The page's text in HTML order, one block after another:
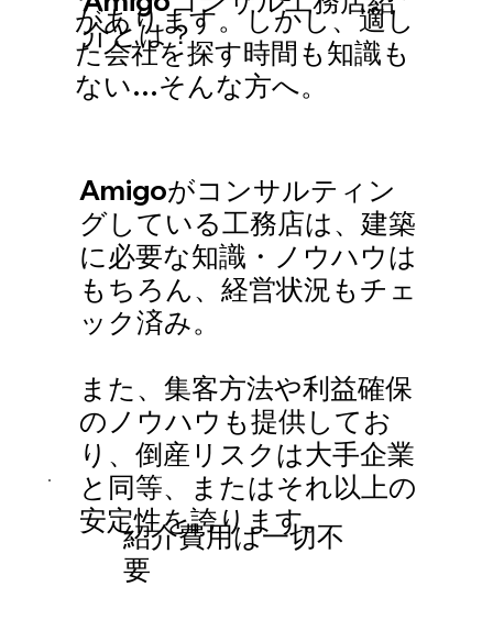
があります。しかし、適し
た会社を探す時間も知識も
ない…そんな方へ。
介とは？
Amigoがコンサルティン
グしている工務店は、建築
に必要な知識・ノウハウは
もちろん、経営状況もチェ
ック済み。
また、集客方法や利益確保
のノウハウも提供してお
り、倒産リスクは大手企業
と同等、またはそれ以上の
安定性を誇ります。
紹介費用は一切不
要